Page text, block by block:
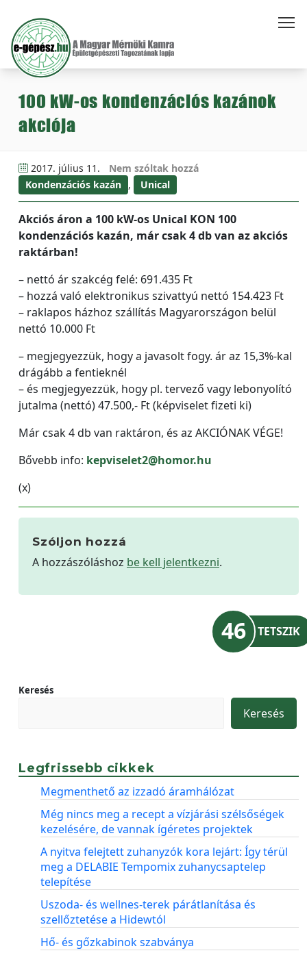
100 kW-os kondenzációs kazánok
akciója
2017. július 11.
Nem szóltak hozzá
Kondenzációs kazán , Unical
Akciós áron a 100 kW-os Unical KON 100
kondenzációs kazán, már csak 4 db van az akciós
raktárban!
– nettó ár szakcég felé: 691.435 Ft
– hozzá való elektronikus szivattyú nettó 154.423 Ft
– raklapos házhoz szállítás Magyarországon belül
nettó 10.000 Ft
– megjegyezzük, hogy a javasolt fogy. ár az 15,3%-kal
drágább a fentieknél
– és megjegyezzük, hogy pl. tervező vagy lebonyolító
jutalma (nettó) 47.500,- Ft (képviselet fizeti ki)
Már csak 4 db van raktáron, és az AKCIÓNAK VÉGE!
Bővebb info: kepviselet2@homor.hu
(x)
Szóljon hozzá
A hozzászóláshoz be kell jelentkezni.
46 TETSZIK
Keresés
Keresés
Legfrissebb cikkek
Megmenthető az izzadó áramhálózat
Még nincs meg a recept a vízjárási szélsőségek
kezelésére, de vannak ígéretes projektek
A nyitva felejtett zuhanyzók kora lejárt: Így térül
meg a DELABIE Tempomix zuhanycsaptelep
telepítése
Uszoda- és wellnes-terek párátlanítása és
szellőztetése a Hidewtól
Hő- és gőzkabinok szabványa